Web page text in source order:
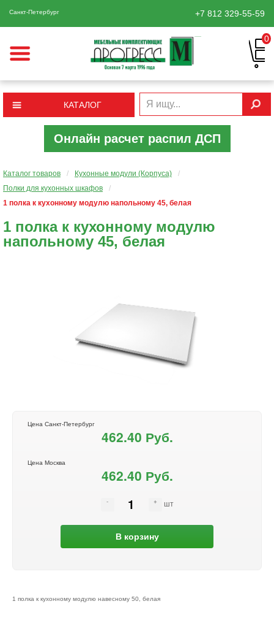
Санкт-Петербург +7 812 329-55-59
0
КАТАЛОГ
Онлайн расчет распил ДСП
Каталог товаров / Кухонные модули (Корпуса)
/
Полки для кухонных шкафов
/
1 полка к кухонному модулю напольному 45, белая
1 полка к кухонному модулю
напольному 45, белая
Цена Санкт-Петербург
462.40 Руб.
Цена Москва
462.40 Руб.
шт
В корзину
1 полка к кухонному модулю навесному 50, белая